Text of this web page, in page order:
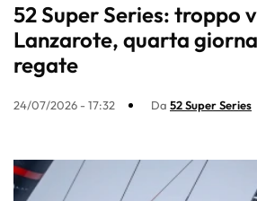
52 Super Series: troppo
Lanzarote, quarta
regate
24/07/2026 - 17:32 Da 52 Super Series